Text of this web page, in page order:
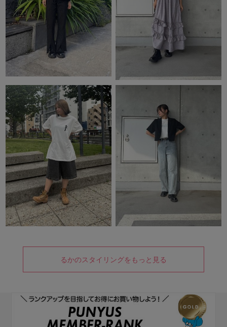
るかのスタイリングをもっと見る